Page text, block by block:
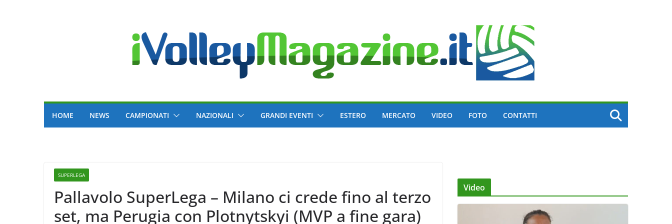
HOME NEWS CAMPIONATI NAZIONALI GRANDI EVENTI ESTERO MERCATO VIDEO FOTO CONTATTI
SUPERLEGA
Pallavolo SuperLega – Milano ci crede fino al terzo
set, ma Perugia con Plotnytskyi (MVP a fine gara)
Video